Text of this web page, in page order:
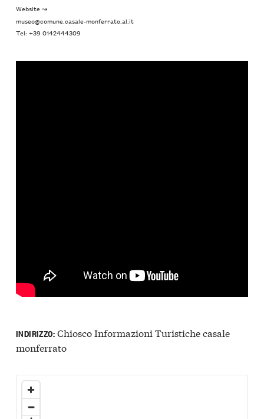
Website ↝
museo@comune.casale-monferrato.al.it
Tel: +39 0142444309
INDIRIZZO:Chiosco Informazioni Turistiche casale
monferrato